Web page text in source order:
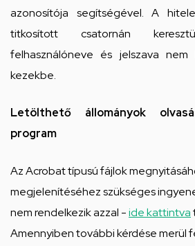
azonosítója segítségével. A
titkosított csatornán
felhasználóneve és jelszava
kezekbe.
Letölthető állományok
program
Az Acrobat típusú fájlok
megjelenítéséhez szükséges
nem rendelkezik azzal -ide kattintva
Amennyiben további kérdése merül